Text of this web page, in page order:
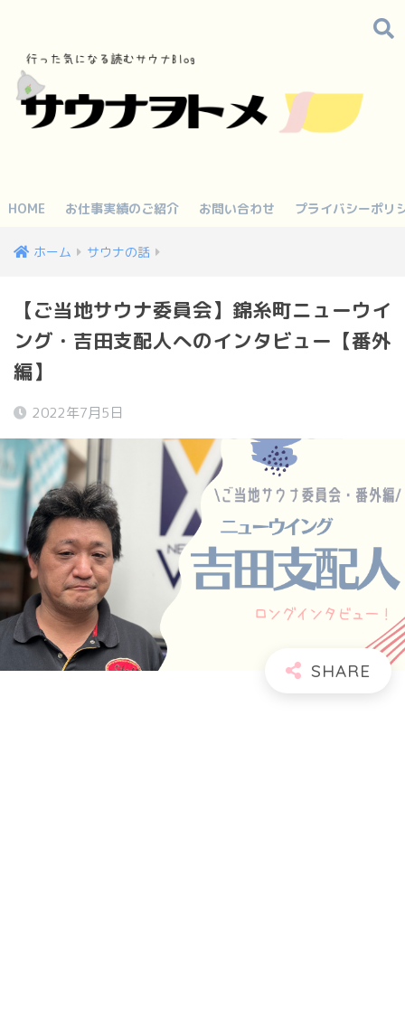
HOME お仕事実績のご紹介 お問い合わせ プライバシーポリ
ホーム サウナの話
【ご当地サウナ委員会】錦糸町ニューウイ
ング・吉田支配人へのインタビュー【番外
編】
2022年7月5日